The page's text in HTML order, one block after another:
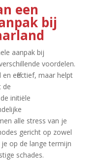
een
bij
aanpak bij
voordelen.​
effectief, maar helpt
de
initiële
alle stress van je
gericht op zowel
op de lange termijn
schades.​